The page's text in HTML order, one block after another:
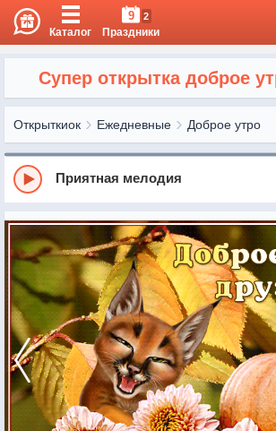
Каталог
9 2
Праздники
Супер открытка доброе
Открыткиок Ежедневные Доброе утро
Приятная мелодия